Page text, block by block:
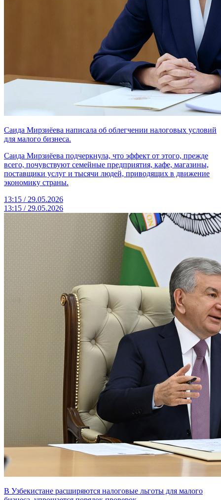
Саида Мирзиёева написала об облегчении налоговых условий
для малого бизнеса.
Саида Мирзиёева подчеркнула, что эффект от этого, прежде
всего, почувствуют семейные предприятия, кафе, магазины,
поставщики услуг и тысячи людей, приводящих в движение
экономику страны.
13:15 / 29.05.2026
13:15 / 29.05.2026
В Узбекистане расширяются налоговые льготы для малого